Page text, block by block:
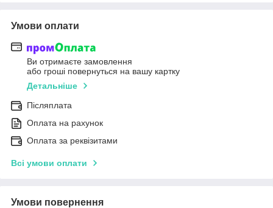
Умови оплати
Ви отримаєте замовлення
або гроші повернуться на вашу картку
Детальніше
Післяплата
Оплата на рахунок
Оплата за реквізитами
Всі умови оплати
Умови повернення